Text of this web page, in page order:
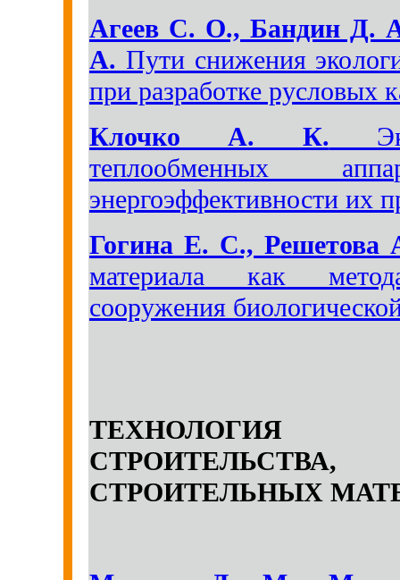
Агеев С. О., Бандин Д.
А. Пути снижения
при разработке русловых
Клочко А. К.
теплообменных
энергоэффективности их
Гогина Е. С., Решетова
материала как
сооружения
ТЕХНОЛОГИЯ
СТРОИТЕЛЬНЫХ